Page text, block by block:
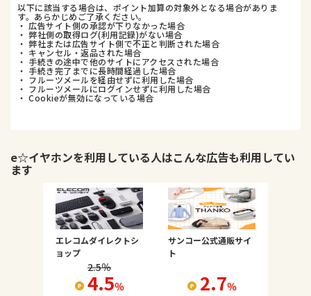
以下に該当する場合は、ポイント加算の対象外となる場合がありま
す。あらかじめご了承ください。
・ 広告サイト側の承認が下りなかった場合
・ 弊社側の取得ログ(利用記録)がない場合
・ 弊社または広告サイト側で不正と判断された場合
・ キャンセル・返品された場合
・ 手続きの途中で他のサイトにアクセスされた場合
・ 手続き完了までに長時間経過した場合
・ フルーツメールを経由せずに利用した場合
・ フルーツメールにログインせずに利用した場合
・ Cookieが無効になっている場合
e☆イヤホンを利用している人はこんな広告も利用してい
ます
エレコムダイレクトシ
ョップ
2.5％
4.5％
サンコー公式通販サイ
ト
2.7％